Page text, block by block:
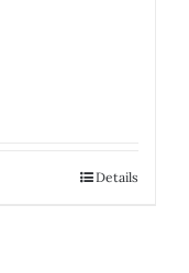
Details